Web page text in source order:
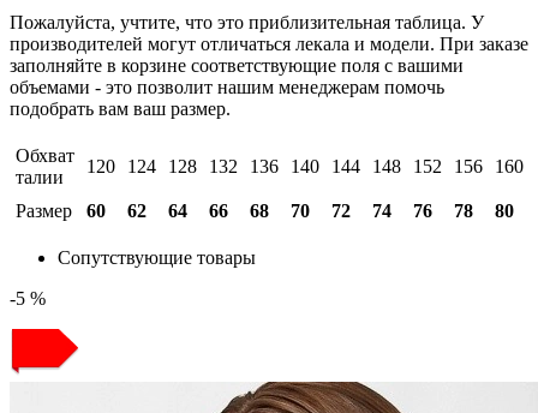
Пожалуйста, учтите, что это приблизительная таблица. У
производителей могут отличаться лекала и модели. При заказе
заполняйте в корзине соответствующие поля с вашими
объемами - это позволит нашим менеджерам помочь
подобрать вам ваш размер.
Обхват
талии
120 124 128 132 136 140 144 148 152 156 160
Размер 60 62 64 66 68 70 72 74 76 78 80
Сопутствующие товары
-5 %